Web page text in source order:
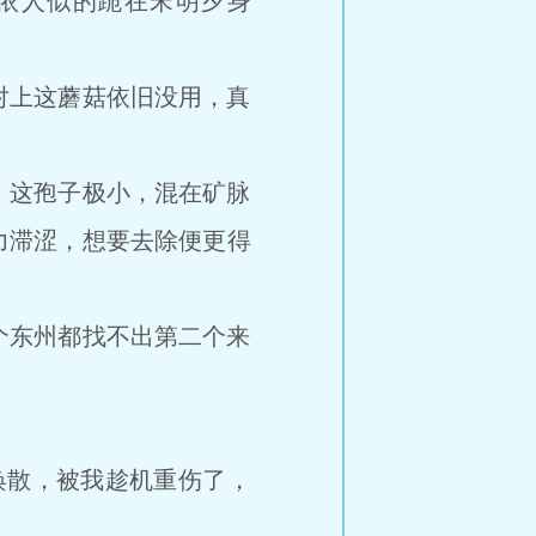
这蘑菇依旧没用，真
孢子极小，混在矿脉
涩，想要去除便更得
州都找不出第二个来
，被我趁机重伤了，